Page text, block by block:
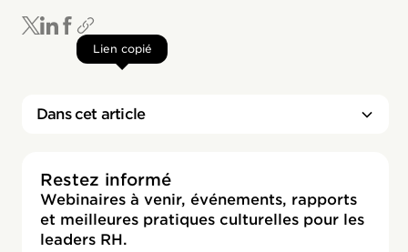
Lien copié
Dans cet article
Restez informé
Webinaires à venir, événements, rapports
et meilleures pratiques culturelles pour les
leaders RH.